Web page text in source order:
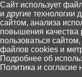
Главная Каталог
Cайт использует
и другие технологии
сайтом, анализа
повышения
пользоваться
файлов cookies и
Подробнее об
Политика и